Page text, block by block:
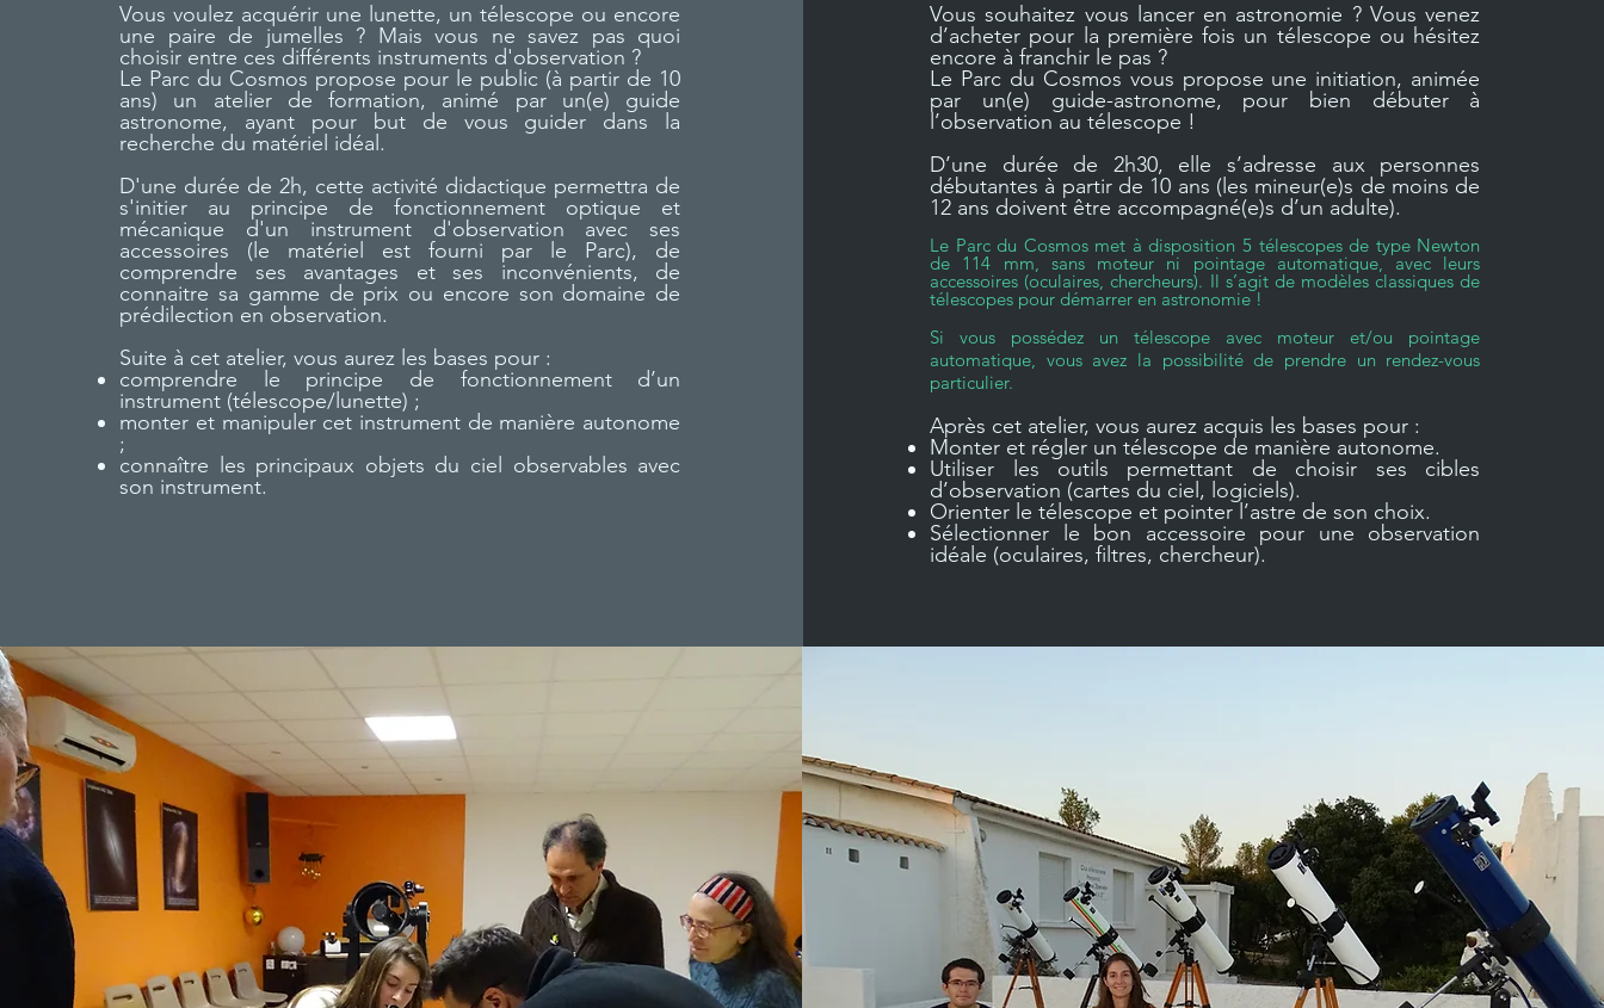
Vous voulez acquérir une lunette, un télescope ou encore
une paire de jumelles ? Mais vous ne savez pas quoi
choisir entre ces différents instruments d'observation ?
Le Parc du Cosmos propose pour le public (à partir de 10
ans) un atelier de formation, animé par un(e) guide
astronome, ayant pour but de vous guider dans la
recherche du matériel idéal.
D'une durée de 2h, cette activité didactique permettra de
s'initier au principe de fonctionnement optique et
mécanique d'un instrument d'observation avec ses
accessoires (le matériel est fourni par le Parc), de
comprendre ses avantages et ses inconvénients, de
connaitre sa gamme de prix ou encore son domaine de
prédilection en observation.
​​Suite à cet atelier, vous aurez les bases pour :
comprendre le principe de fonctionnement d’un
instrument (télescope/lunette) ;
monter et manipuler cet instrument de manière autonome
;
connaître les principaux objets du ciel observables avec
son instrument.
Vous souhaitez vous lancer en astronomie ? Vous venez
d’acheter pour la première fois un télescope ou hésitez
encore à franchir le pas ?
Le Parc du Cosmos vous propose une initiation, animée
par un(e) guide-astronome, pour bien débuter à
l’observation au télescope !
D’une durée de 2h30, elle s’adresse aux personnes
débutantes à partir de 10 ans (les mineur(e)s de moins de
12 ans doivent être accompagné(e)s d’un adulte).
Le Parc du Cosmos met à disposition 5 télescopes de type Newton
de 114 mm, sans moteur ni pointage automatique, avec leurs
accessoires (oculaires, chercheurs). Il s’agit de modèles classiques de
télescopes pour démarrer en astronomie !
Si vous possédez un télescope avec moteur et/ou pointage
automatique, vous avez la possibilité de prendre un rendez-vous
particulier.
​Après cet atelier, vous aurez acquis les bases pour :
Monter et régler un télescope de manière autonome.
Utiliser les outils permettant de choisir ses cibles
d’observation (cartes du ciel, logiciels).
Orienter le télescope et pointer l’astre de son choix.
Sélectionner le bon accessoire pour une observation
idéale (oculaires, filtres, chercheur).